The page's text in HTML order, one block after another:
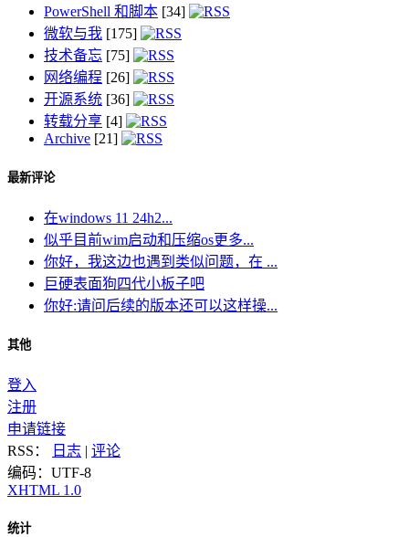
PowerShell 和脚本 [34]
微软与我 [175]
技术备忘 [75]
网络编程 [26]
开源系统 [36]
转载分享 [4]
Archive [21]
最新评论
在windows 11 24h2...
似乎目前wim启动和压缩os更多...
你好，我这边也遇到类似问题，在 ...
巨硬表面狗四代小板子吧
你好:请问后续的版本还可以这样操...
其他
登入
注册
申请链接
RSS：
日志 | 评论
编码：UTF-8
XHTML 1.0
统计